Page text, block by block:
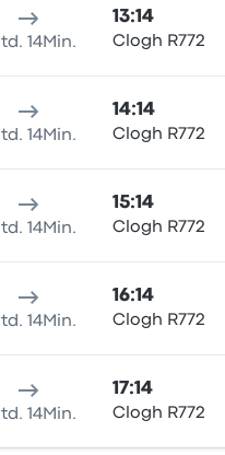
14Min.
13:14
Clogh R772
14Min.
14:14
Clogh R772
14Min.
15:14
Clogh R772
14Min.
16:14
Clogh R772
14Min.
17:14
Clogh R772